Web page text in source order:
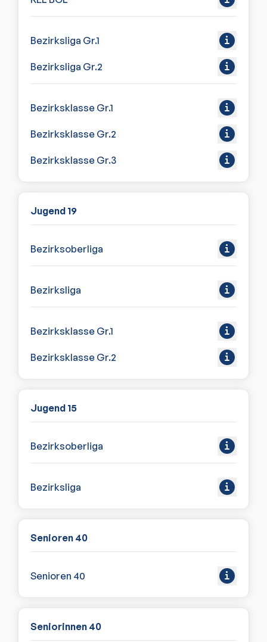
Bezirksliga Gr.1
Bezirksliga Gr.2
Bezirksklasse Gr.1
Bezirksklasse Gr.2
Bezirksklasse Gr.3
Jugend 19
Bezirksoberliga
Bezirksliga
Bezirksklasse Gr.1
Bezirksklasse Gr.2
Jugend 15
Bezirksoberliga
Bezirksliga
Senioren 40
Senioren 40
Seniorinnen 40